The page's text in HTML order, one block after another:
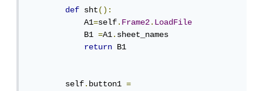
def sht():
            A1
=self.Frame2.LoadFile
            B1
=A1.sheet_names
return B1
        self
.button1 =